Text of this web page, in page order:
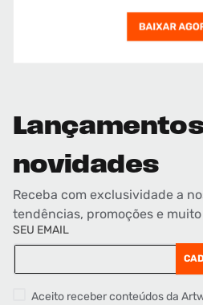
novidades
Receba com exclusividade a
tendências, promoções e
SEU EMAIL
Aceito receber conteúdos da